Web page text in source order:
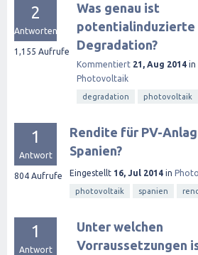
2
Antworten
1,155 Aufrufe
Was genau ist
potentialinduzierte
Degradation?
Kommentiert 21, Aug 2014 in
Photovoltaik
degradation photovoltaik
1
Antwort
804 Aufrufe
Rendite für PV-
Spanien?
Eingestellt 16, Jul 2014 in
photovoltaik spanien
1
Antwort
Unter welchen
Vorraussetzungen